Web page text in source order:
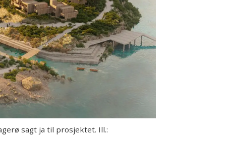
sagt ja til prosjektet. Ill.: